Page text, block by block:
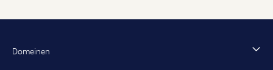
Domeinen